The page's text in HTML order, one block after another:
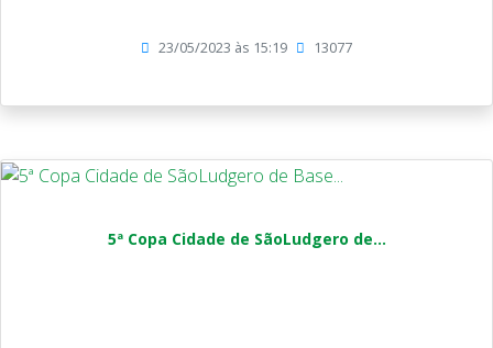
23/05/2023 às 15:19 13077
5ª Copa Cidade de SãoLudgero de...